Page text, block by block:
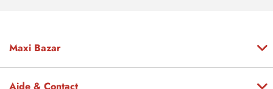
Maxi Bazar